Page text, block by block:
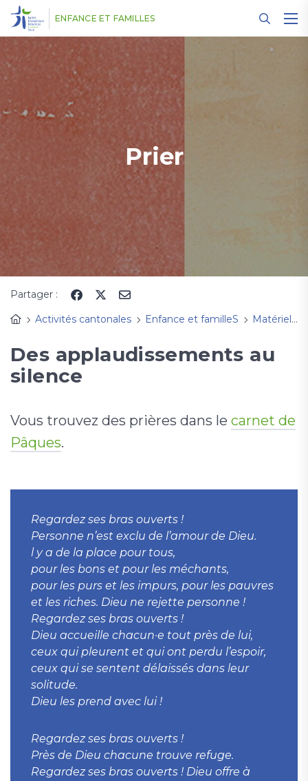
ENFANCE ET FAMILLES
Prier
Partager :
Activités cantonales
Enfance et familleS Matériel d'animation
Des applaudissements au
silence
Vous trouvez des prières dans le carnet de
Pâques.
Regardez ses bras ouverts !
Personne n’est exclu de l’amour de Dieu.
l y a de la place pour tous,
pour les bons et pour les méchants,
pour les purs et les impurs, pour les pauvres
et les riches. Dieu ne rejette personne !
Regardez ses bras ouverts !
Dieu accueille chacun·e tout près de lui,
ceux qui pleurent et qui ont perdu l’espoir,
ceux qui se sentent délaissés dans leur
solitude.
Dieu les prend avec lui !
Regardez ses bras ouverts !
Près de Dieu chacune trouve refuge.
Regardez ses bras ouverts ! Dieu offre à
Panneau de gestion des cookies